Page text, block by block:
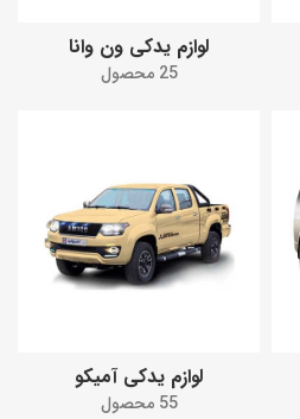
لوازم یدکی ون وانا
25 محصول
لوازم یدکی آمیکو
55 محصول